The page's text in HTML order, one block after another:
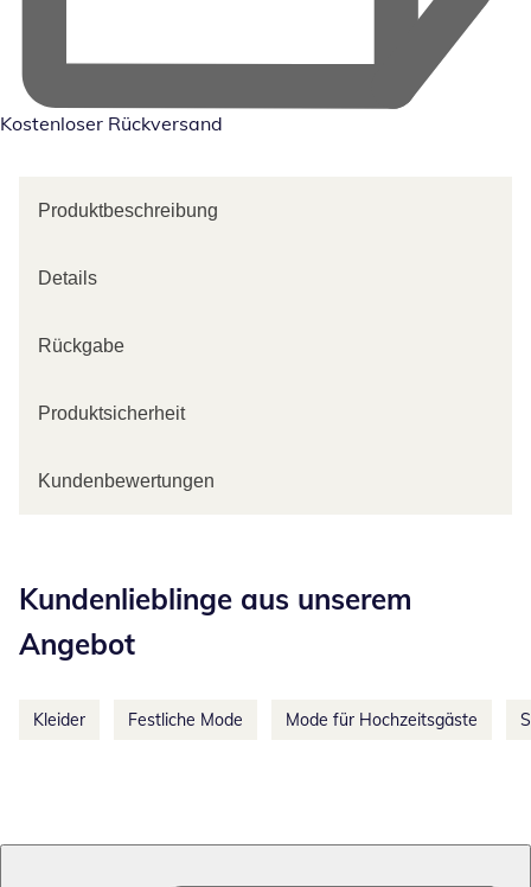
Kostenloser Rückversand
Produktbeschreibung
Details
Rückgabe
Produktsicherheit
Kundenbewertungen
Kundenlieblinge aus unserem
Angebot
Kleider Festliche Mode Mode für Hochzeitsgäste